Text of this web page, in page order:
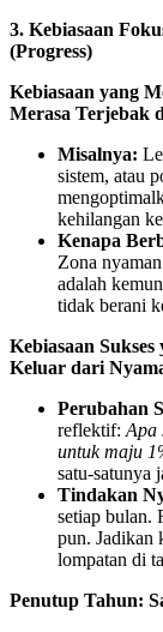
3. Kebiasaan
(Progress)
Kebiasaan yang
Merasa Terjebak
Misalnya:
sistem, atau
kehilangan
Kenapa
Zona
adalah
tidak berani
Kebiasaan
Keluar dari
Perubahan
reflektif: Apa
untuk maju
satu-satunya
Tindakan
setiap bulan.
pun. Jadikan
lompatan di
Penutup Tahun: